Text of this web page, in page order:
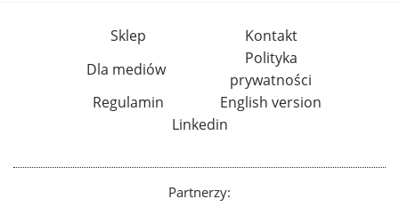
Sklep
Kontakt
Dla mediów
Polityka
prywatności
Regulamin
English version
Linkedin
Partnerzy: